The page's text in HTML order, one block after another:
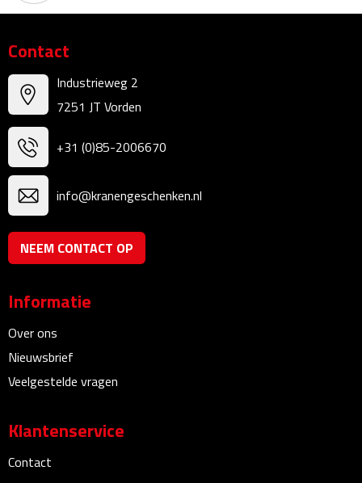
Barmatten
Naambadges & naamkaarthouders
Stickers
Vlaggen
Bureau Toebehoren
Bureaulampen
Bureau onderleggers
Bureau organizers
Contact
Industrieweg 2
7251 JT Vorden
+31 (0)85-2006670
info@kranengeschenken.nl
NEEM CONTACT OP
Informatie
Over ons
Nieuwsbrief
Veelgestelde vragen
Klantenservice
Contact